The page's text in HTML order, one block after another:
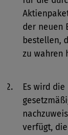
der neuen
bestellen,
zu wahren
Es wird
verfügt,